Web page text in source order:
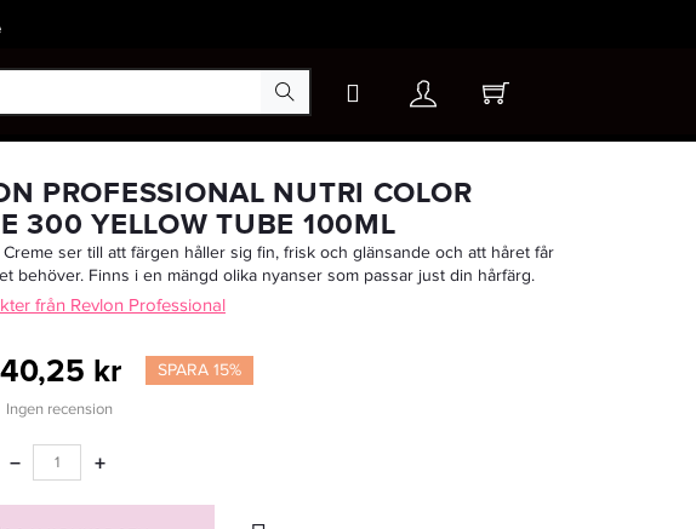
PROFESSIONAL NUTRI COLOR
300 YELLOW TUBE 100ML
ser till att färgen håller sig fin, frisk och glänsande och att håret får
behöver. Finns i en mängd olika nyanser som passar just din hårfärg.
från Revlon Professional
kr SPARA 15%
Ingen recension
+
−